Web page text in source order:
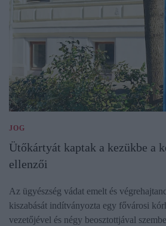
JOG
Ütőkártyát kaptak a kezükbe a
ellenzői
Az ügyészség vádat emelt és
kiszabását indítványozta egy fővárosi
vezetőjével és négy beosztottjával